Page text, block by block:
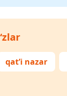
qat’i nazar